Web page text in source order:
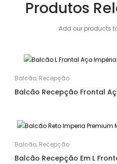
Produtos
Add our products
Balcão, Recepção
Balcão Recepção Frontal
Balcão, Recepção
Balcão Recepção Em L